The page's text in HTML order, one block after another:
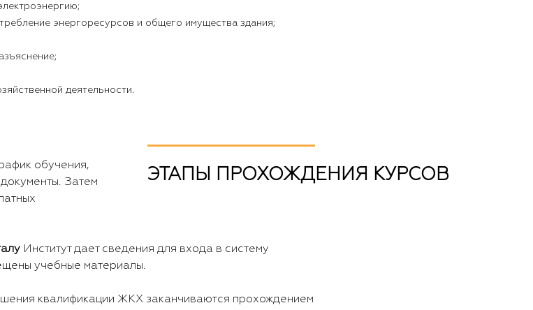
энергоресурсов и общего имущества здания;
деятельности.
ЭТАПЫ ПРОХОЖДЕНИЯ КУРСОВ
обучения,
Затем
Институт дает сведения для входа в систему
учебные материалы.
квалификации ЖКХ заканчиваются прохождением